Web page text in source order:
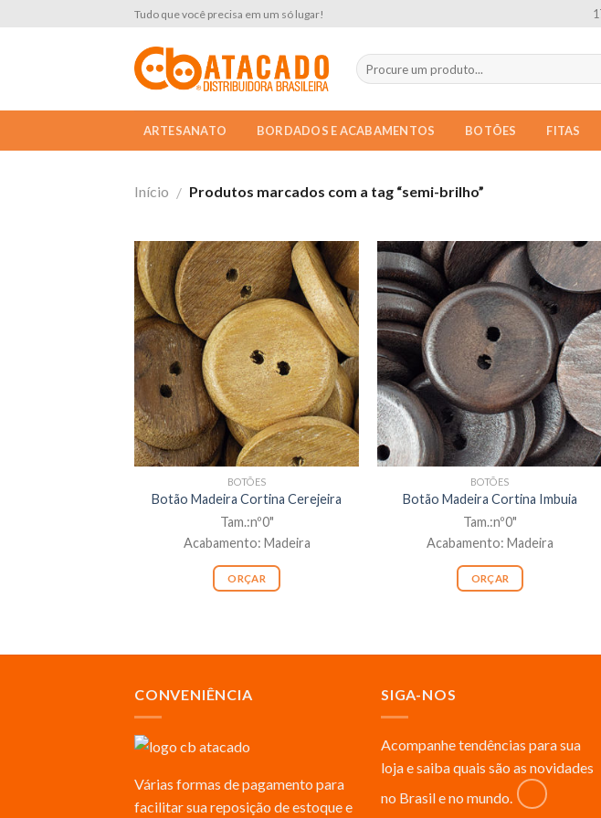
Tudo que você precisa em um só lugar!
ARTESANATO BORDADOS E ACABAMENTOS BOTÕES FITAS
Início / Produtos marcados com a tag “semi-brilho”
BOTÕES
Botão Madeira Cortina Cerejeira
Tam.:nº0"
Acabamento: Madeira
ORÇAR
BOTÕES
Botão Madeira Cortina Imbuia
Tam.:nº0"
Acabamento: Madeira
ORÇAR
CONVENIÊNCIA
Várias formas de pagamento para
facilitar sua reposição de estoque e
SIGA-NOS
Acompanhe tendências para sua
loja e saiba quais são as novidades
no Brasil e no mundo.